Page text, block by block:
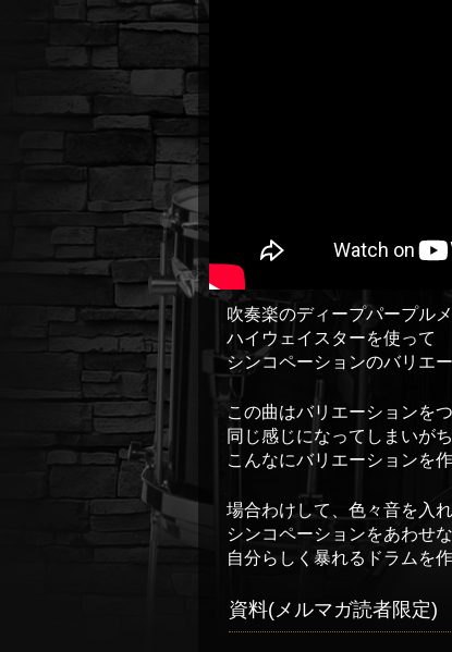
吹奏楽のディープパープル
ハイウェイスターを使って
シンコペーションのバリエ
この曲はバリエーションを
同じ感じになってしまいが
こんなにバリエーションを
場合わけして、色々音を入
シンコペーションをあわせ
自分らしく暴れるドラムを
資料(メルマガ読者限定)